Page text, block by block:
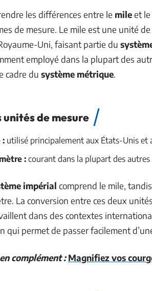
les différences entre le mileet le
de mesure. Le mile est une unité
Uni, faisant partie du
employé dans la plupart des
cadre du système métrique.
unités de mesure
: utilisé principalement aux États-Unis et
: courant dans la plupart des autres
impérial comprend le mile,
La conversion entre ces deux
dans des contextes
qui permet de passer facilement
complément : Magnifiez vos